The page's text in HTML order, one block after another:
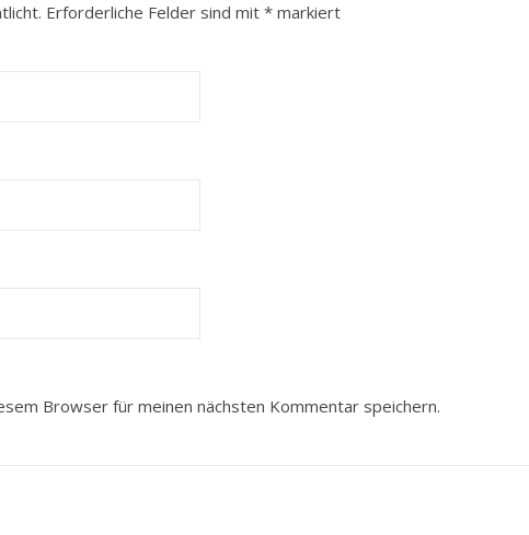
Erforderliche Felder sind mit * markiert
Browser für meinen nächsten Kommentar speichern.